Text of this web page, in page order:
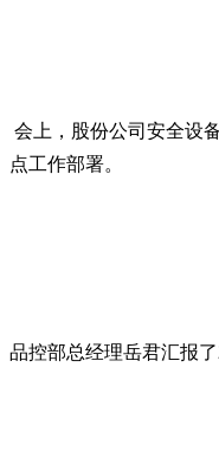
会上，股份公司安全设
点工作部署。
品控部总经理岳君汇报